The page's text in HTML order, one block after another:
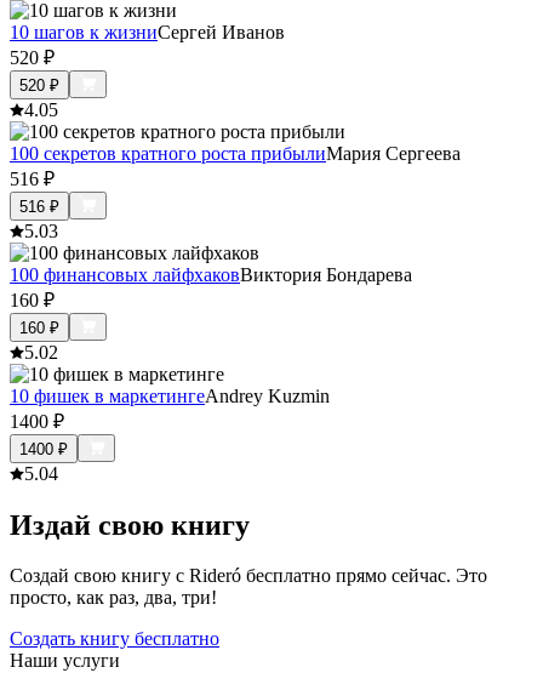
10 шагов к жизниСергей Иванов
520 ₽
520 ₽
4.05
100 секретов кратного роста прибылиМария Сергеева
516 ₽
516 ₽
5.03
100 финансовых лайфхаковВиктория Бондарева
160 ₽
160 ₽
5.02
10 фишек в маркетингеAndrey Kuzmin
1400 ₽
1400 ₽
5.04
Издай свою книгу
Создай свою книгу с Rideró бесплатно прямо сейчас. Это
просто, как раз, два, три!
Создать книгу бесплатно
Наши услуги